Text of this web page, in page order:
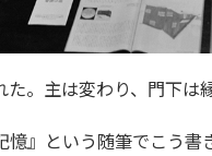
た。主は変わり、門下
憶』という随筆でこう書